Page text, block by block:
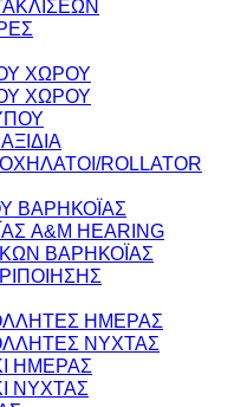
ΧΩΡΟΥ
ΧΩΡΟΥ
ROLLATOR
ΒΑΡΗΚΟΪΑΣ
A&M HEARING
ΒΑΡΗΚΟΪΑΣ
ΗΜΕΡΑΣ
ΝΥΧΤΑΣ
ΗΜΕΡΑΣ
ΝΥΧΤΑΣ